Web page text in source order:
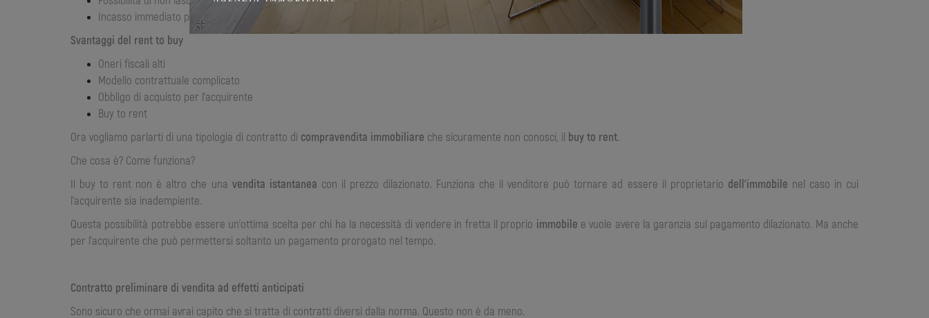
Incasso immediato per il venditore
Svantaggi del rent to buy
Oneri fiscali alti
Modello contrattuale complicato
Obbligo di acquisto per l’acquirente
Buy to rent
Ora vogliamo parlarti di una tipologia di contratto di compravendita immobiliare che sicuramente non conosci, il buy to rent.
Che cosa è? Come funziona?
Il buy to rent non è altro che una vendita istantanea con il prezzo dilazionato. Funziona che il venditore può tornare ad essere il proprietario dell’immobile nel caso in cui
l’acquirente sia inadempiente.
Questa possibilità potrebbe essere un’ottima scelta per chi ha la necessità di vendere in fretta il proprio immobile e vuole avere la garanzia sul pagamento dilazionato. Ma anche
per l’acquirente che può permettersi soltanto un pagamento prorogato nel tempo.
Contratto preliminare di vendita ad effetti anticipati
Sono sicuro che ormai avrai capito che si tratta di contratti diversi dalla norma. Questo non è da meno.